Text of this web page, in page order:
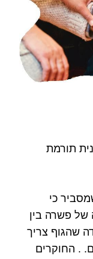
תורמת
כי
של פשרה בין
שהגוף צריך
. החוקרים